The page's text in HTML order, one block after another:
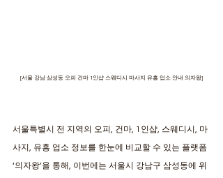
[서울 강남 삼성동 오피 건마 1인샵 스웨디시 마사지 유흥 업소 안내 의자왕]
서울특별시 전 지역의 오피, 건마, 1인샵, 스웨디시, 마
사지, 유흥 업소 정보를 한눈에 비교할 수 있는 플랫폼
‘의자왕’을 통해, 이번에는 서울시 강남구 삼성동에 위